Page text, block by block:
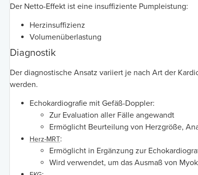
Der Netto-Effekt ist eine insuffiziente Pumpleistung:
Herzinsuffizienz
Volumenüberlastung
Diagnostik
Der diagnostische Ansatz variiert je nach Art der
werden.
Echokardiografie mit Gefäß-Doppler:
Zur Evaluation aller Fälle angewandt
Ermöglicht Beurteilung von Herzgröße,
Herz-MRT:
Ermöglicht in Ergänzung zur
Wird verwendet, um das Ausmaß von